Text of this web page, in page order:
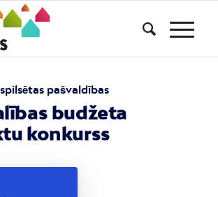
pašvaldības
budžeta
konkurss